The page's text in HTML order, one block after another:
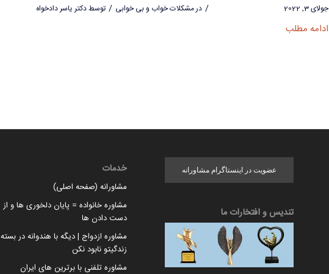
جولای 3, 2022 / درمشکلات خواب و بی خوابی / توسطدکتر یاسر دادخواه
ادامه مطلب
عضویت در اینستاگرام مشاورانه
تندیس و افتخارات ما
خدمات
مشاورانه (صفحه اصلی)
مشاوره خانواده = پایان دلخوری ها و از
دست دادن ها
مشاوره ازدواج | دیگه با هندوانه در بسته
زندگیتو نابود نکن
مشاوره تلفنی با برترین های ایران